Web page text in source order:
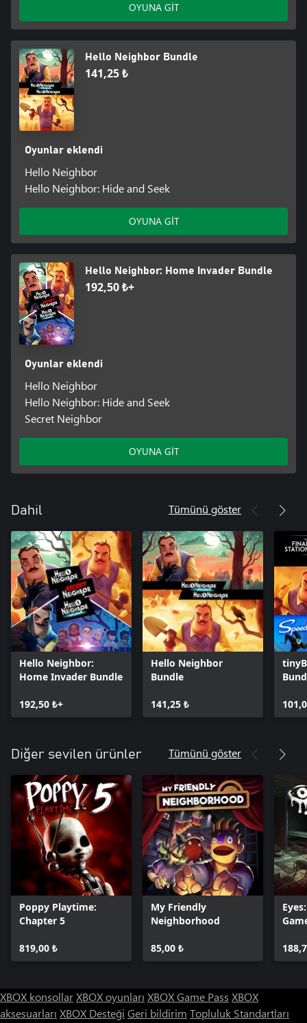
OYUNA GİT
Hello Neighbor Bundle
141,25 ₺
Oyunlar eklendi
Hello Neighbor
Hello Neighbor: Hide and Seek
OYUNA GİT
Hello Neighbor: Home Invader Bundle
192,50 ₺+
Oyunlar eklendi
Hello Neighbor
Hello Neighbor: Hide and Seek
Secret Neighbor
OYUNA GİT
Dahil Tümünü göster
Hello Neighbor:
Home Invader Bundle
192,50 ₺+
Hello Neighbor
Bundle
141,25 ₺
Diğer sevilen ürünler Tümünü göster
Poppy Playtime:
Chapter 5
819,00 ₺
My Friendly
Neighborhood
85,00 ₺
XBOX konsollarXBOX oyunları XBOX Game Pass XBOX
aksesuarları XBOX Desteği Geri bildirim Topluluk Standartları